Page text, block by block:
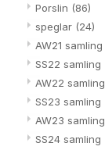
Porslin (86)
speglar (24)
AW21 samling
SS22 samling
AW22 samling
SS23 samling
AW23 samling
SS24 samling